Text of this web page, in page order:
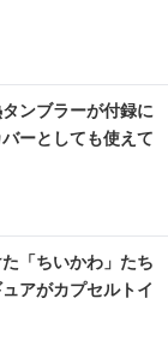
ンブラーが付録に
ーとしても使えて
「ちいかわ」たち
アがカプセルトイ